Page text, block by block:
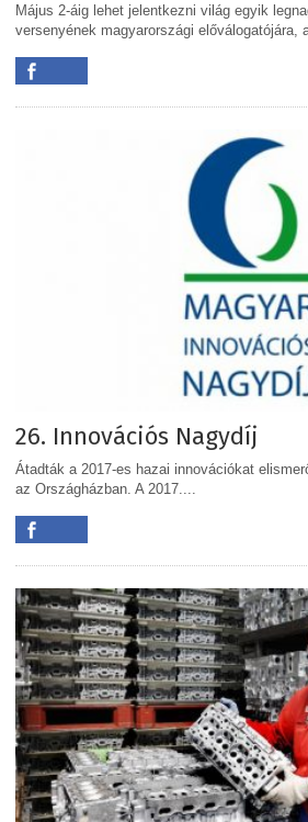
Május 2-áig lehet jelentkezni világ egyik
versenyének magyarországi előválogatójára,
26. Innovációs Nagydíj
Átadták a 2017-es hazai innovációkat
az Országházban. A 2017....